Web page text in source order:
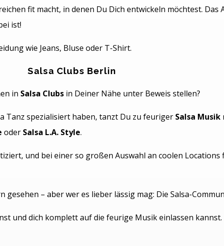
fit macht, in denen Du Dich entwickeln möchtest. Das
ist!
wie Jeans, Bluse oder T-Shirt.
Salsa Clubs Berlin
in Salsa Clubs in Deiner Nähe unter Beweis stellen?
Tanz spezialisiert haben, tanzt Du zu feuriger Salsa Musik
oder Salsa L.A. Style.
und bei einer so großen Auswahl an coolen
gesehen – aber wer es lieber lässig mag: Die Salsa-
und dich komplett auf die feurige Musik einlassen kannst.